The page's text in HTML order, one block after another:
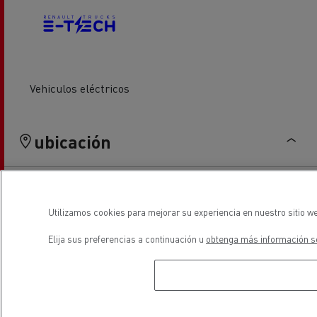
Vehiculos eléctricos
ubicación
Utilizamos cookies para mejorar su experiencia en nuestro sitio
Elija sus preferencias a continuación u obtenga más información